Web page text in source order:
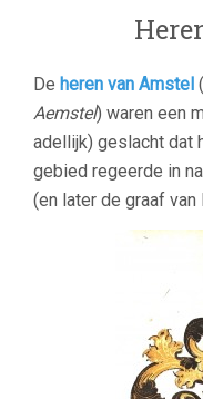
De heren van Amstel
Aemstel) waren een
adellijk) geslacht dat
gebied regeerde in
(en later de graaf van